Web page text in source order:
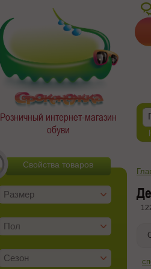
Розничный интернет-магазин
обуви
Размер
Пол
Сезон
Свойства товаров